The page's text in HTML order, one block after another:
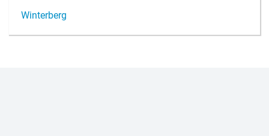
Win­ter­berg